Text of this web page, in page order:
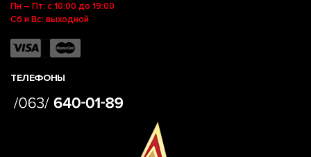
Пн – Пт: с 10:00 до 19:00
Сб и Вс: выходной
ТЕЛЕФОНЫ